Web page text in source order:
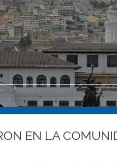
EN LA